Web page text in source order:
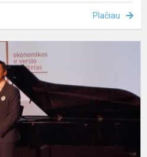
Plačiau